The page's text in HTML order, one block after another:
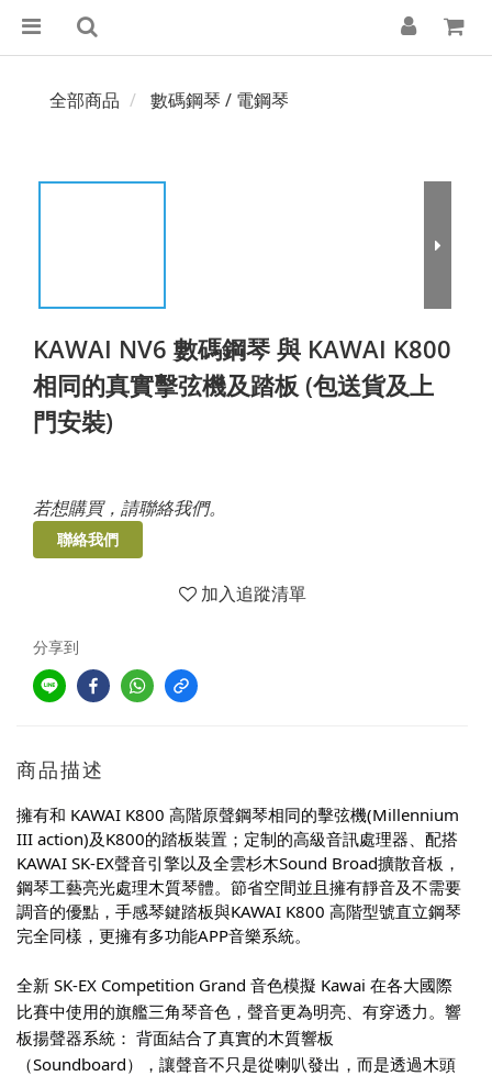
全部商品 數碼鋼琴 / 電鋼琴
KAWAI NV6 數碼鋼琴 與 KAWAI K800
相同的真實擊弦機及踏板 (包送貨及上
門安裝)
若想購買，請聯絡我們。
聯絡我們
加入追蹤清單
分享到
商品描述
擁有和 KAWAI K800 高階原聲鋼琴相同的擊弦機(Millennium
III action)及K800的踏板裝置；定制的高級音訊處理器、配搭
KAWAI SK-EX聲音引擎以及全雲杉木Sound Broad擴散音板，
鋼琴工藝亮光處理木質琴體。節省空間並且擁有靜音及不需要
調音的優點，手感琴鍵踏板與KAWAI K800 高階型號直立鋼琴
完全同樣，更擁有多功能APP音樂系統。
全新 SK-EX Competition Grand 音色模擬 Kawai 在各大國際
比賽中使用的旗艦三角琴音色，聲音更為明亮、有穿透力。響
板揚聲器系統： 背面結合了真實的木質響板
（Soundboard），讓聲音不只是從喇叭發出，而是透過木頭